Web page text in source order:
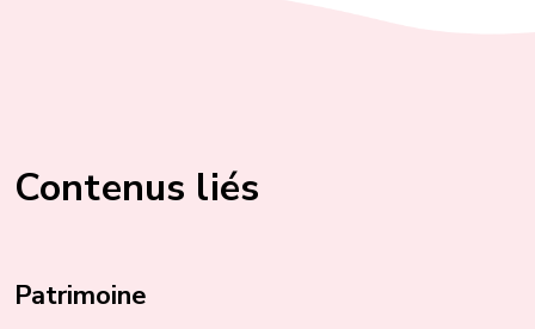
Contenus liés
Patrimoine